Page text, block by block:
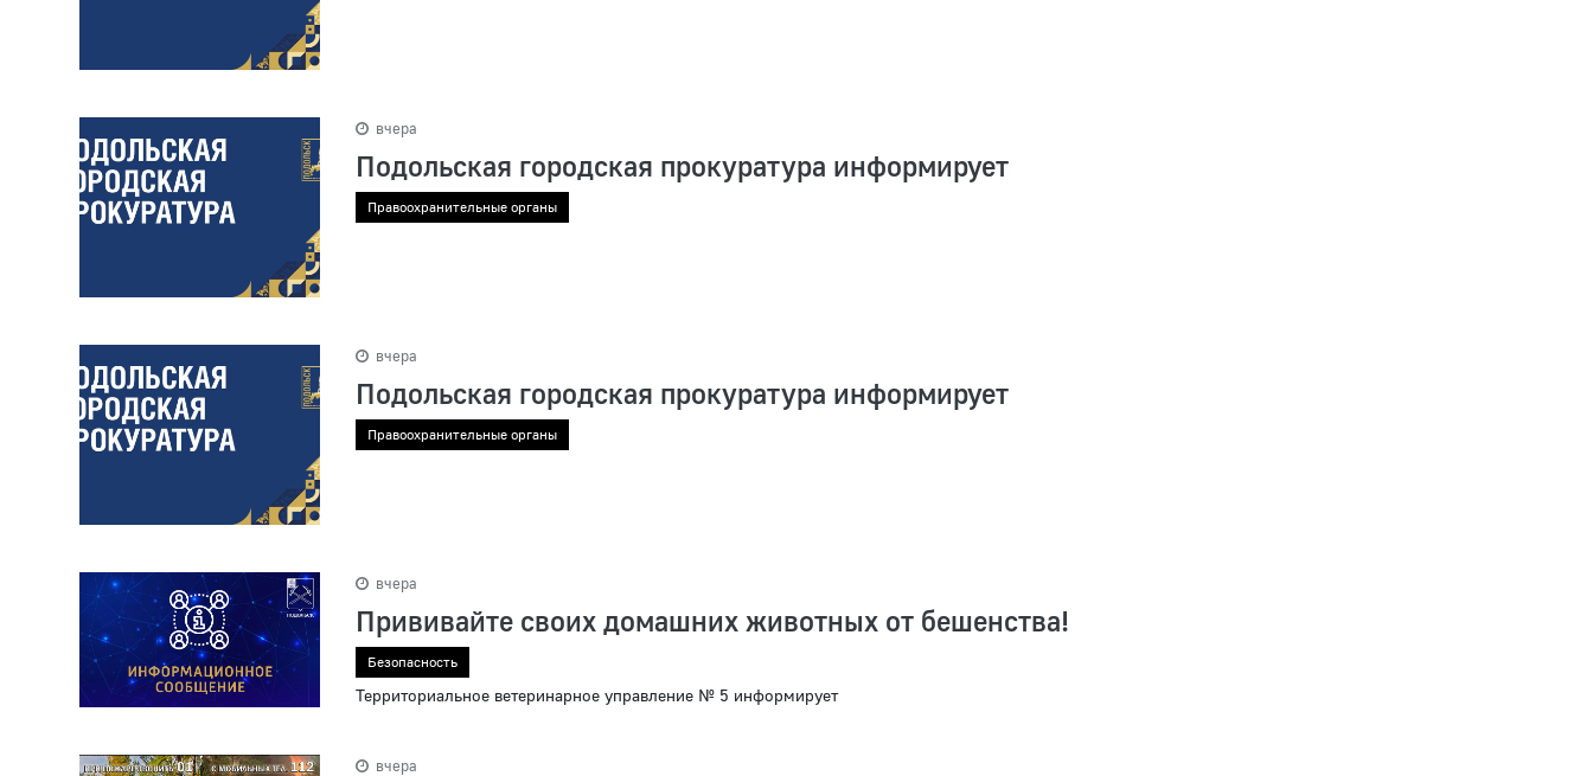
вчера
Подольская городская прокуратура информирует
Правоохранительные органы
вчера
Подольская городская прокуратура информирует
Правоохранительные органы
вчера
Прививайте своих домашних животных от бешенства!
Безопасность
Территориальное ветеринарное управление № 5 информирует
вчера